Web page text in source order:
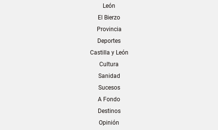
León
El Bierzo
Provincia
Deportes
Castilla y León
Cultura
Sanidad
Sucesos
A Fondo
Destinos
Opinión